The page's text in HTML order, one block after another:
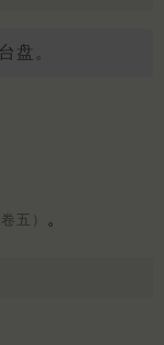
盘。
五） 。